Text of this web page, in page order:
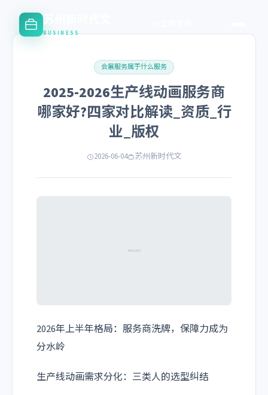
苏州新时代文
BUSINESS
会展服务属于什么服务
2025-2026生产线动画服务商
哪家好?四家对比解读_资质_行
业_版权
2026-06-04 苏州新时代文
2026年上半年格局：服务商洗牌，保障力成为
分水岭
生产线动画需求分化：三类人的选型纠结